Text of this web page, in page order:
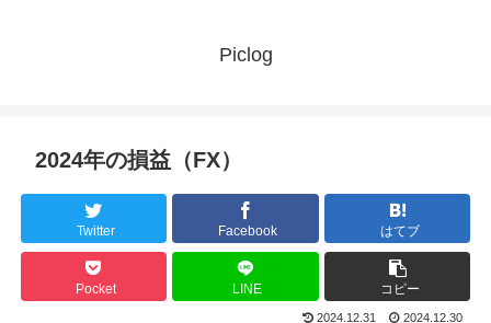
Piclog
2024年の損益（FX）
Twitter Facebook はてブ
Pocket LINE コピー
2024.12.31 2024.12.30